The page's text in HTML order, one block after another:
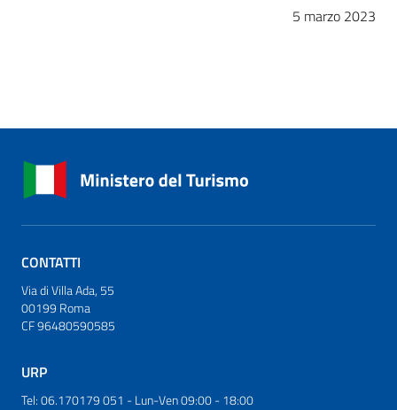
5 marzo 2023
CONTATTI
Via di Villa Ada, 55
00199 Roma
CF 96480590585
URP
Tel: 06.170179 051 - Lun-Ven 09:00 - 18:00